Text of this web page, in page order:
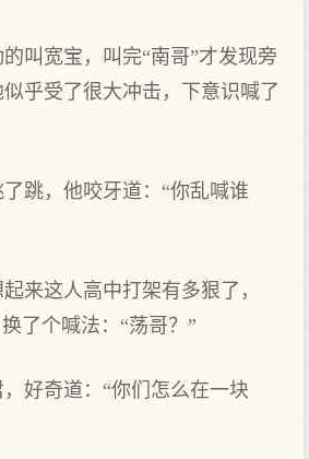
叫宽宝，叫完“南哥”才发现旁
乎受了很大冲击，下意识喊了
跳，他咬牙道：“你乱喊谁
来这人高中打架有多狠了，
了个喊法：“荡哥？”
好奇道：“你们怎么在一块